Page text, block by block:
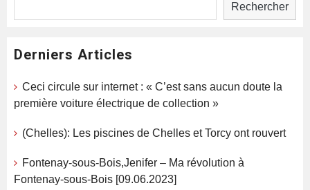
Rechercher
Derniers Articles
Ceci circule sur internet : « C’est sans aucun doute la
première voiture électrique de collection »
(Chelles): Les piscines de Chelles et Torcy ont rouvert
Fontenay-sous-Bois,Jenifer – Ma révolution à
Fontenay-sous-Bois [09.06.2023]